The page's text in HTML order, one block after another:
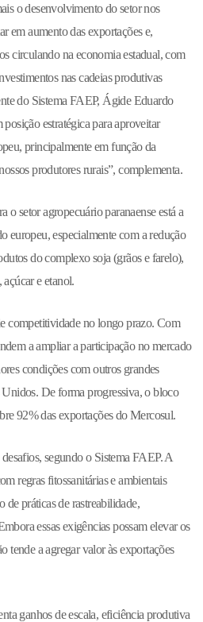
o desenvolvimento do setor nos
em aumento das exportações e,
circulando na economia estadual, com
nas cadeias produtivas
do Sistema FAEP, Ágide Eduardo
estratégica para aproveitar
principalmente em função da
produtores rurais”, complementa.
o setor agropecuário paranaense está a
europeu, especialmente com a redução
do complexo soja (grãos e farelo),
e etanol.
competitividade no longo prazo. Com
a ampliar a participação no mercado
condições com outros grandes
De forma progressiva, o bloco
92% das exportações do Mercosul.
segundo o Sistema FAEP. A
regras fitossanitárias e ambientais
de práticas de rastreabilidade,
essas exigências possam elevar os
tende a agregar valor às exportações
ganhos de escala, eficiência produtiva